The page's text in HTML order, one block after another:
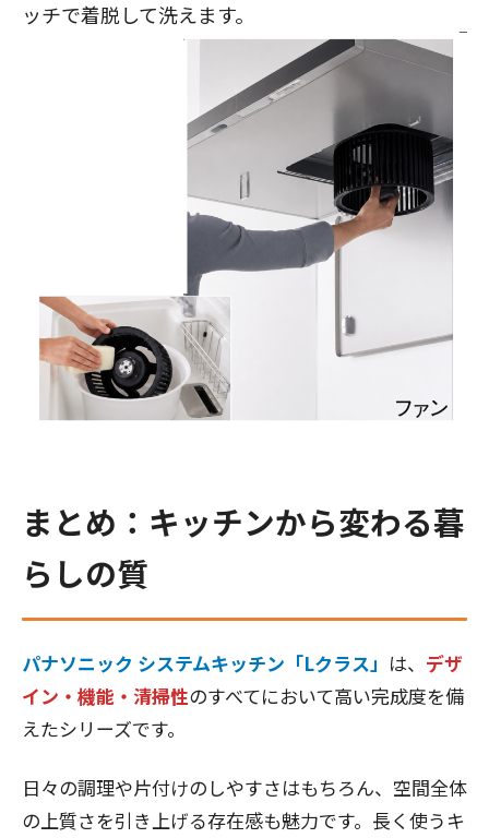
ッチで着脱して洗えます。
まとめ：キッチンから変わる暮
らしの質
パナソニック システムキッチン「Lクラス」 は、 デザ
イン・機能・清掃性のすべてにおいて高い完成度を備
えたシリーズです。
日々の調理や片付けのしやすさはもちろん、空間全体
の上質さを引き上げる存在感も魅力です。長く使うキ